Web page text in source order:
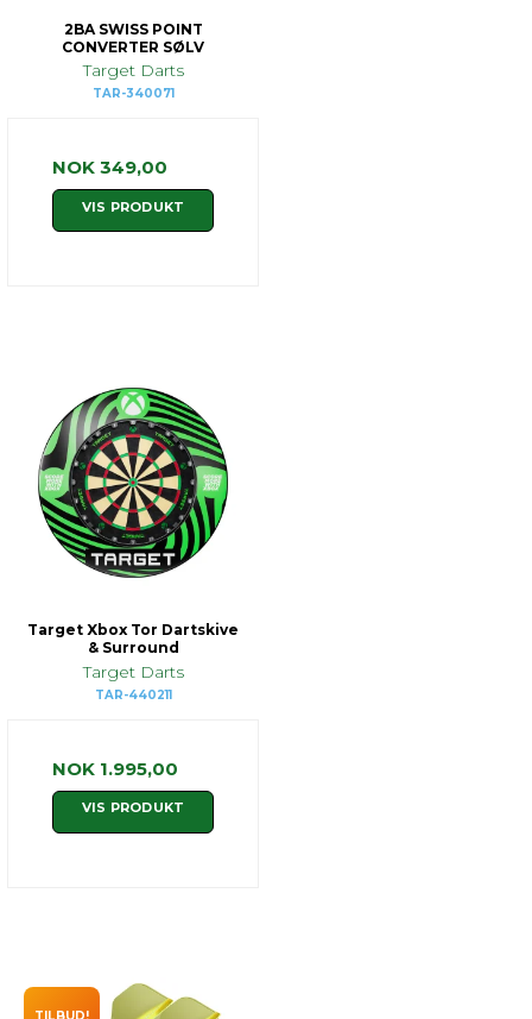
2BA SWISS POINT
CONVERTER SØLV
Target Darts
TAR-340071
NOK 349,00
VIS PRODUKT
Target Xbox Tor Dartskive
& Surround
Target Darts
TAR-440211
NOK 1.995,00
VIS PRODUKT
TILBUD!